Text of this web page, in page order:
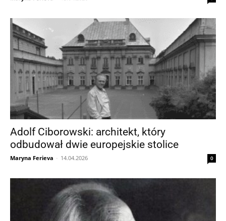
Adolf Ciborowski: architekt, który
odbudował dwie europejskie stolice
Maryna Ferieva - 14.04.2026 0